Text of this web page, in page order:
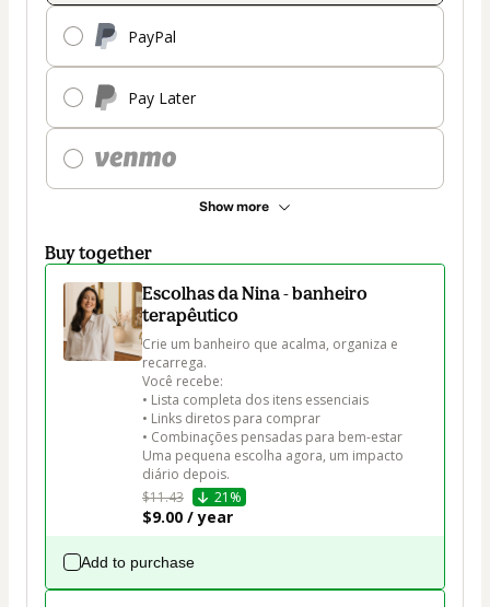
PayPal
Pay Later
Show more
Buy together
Escolhas da Nina - banheiro
terapêutico
Crie um banheiro que acalma, organiza e
recarrega.
Você recebe:
• Lista completa dos itens essenciais
• Links diretos para comprar
• Combinações pensadas para bem-estar
Uma pequena escolha agora, um impacto
diário depois.
$11.43
21%
$9.00 / year
Add to purchase